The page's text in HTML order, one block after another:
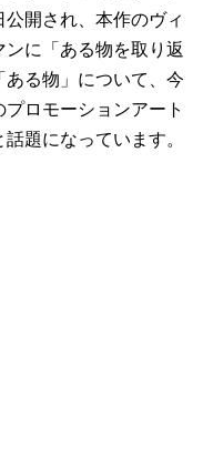
開され、本作のヴィ
に「ある物を取り返
ある物」について、今
ロモーションアート
題になっています。